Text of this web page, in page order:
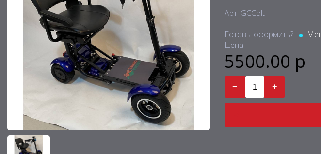
Арт: GCColt
Готовы оформить?:
Цена:
5500.00 р
− +